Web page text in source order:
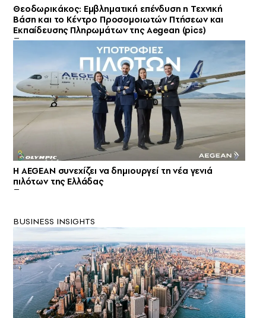
Θεοδωρικάκος: Εμβληματική επένδυση η Τεχνική
Βάση και το Κέντρο Προσομοιωτών Πτήσεων και
Εκπαίδευσης Πληρωμάτων της Aegean (pics)
Η AEGEAN συνεχίζει να δημιουργεί τη νέα γενιά
πιλότων της Ελλάδας
BUSINESS INSIGHTS